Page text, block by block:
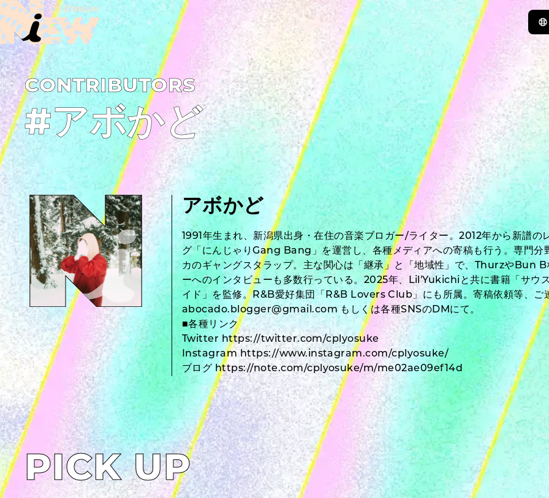
C­O­N­T­R­I­B­U­T­O­R­S
#アボかど
アボかど
1991年生まれ、新潟県出身・在住の音楽ブロガー/ライター。2012年から新譜の
グ「にんじゃりGang Bang」を運営し、各種メディアへの寄稿も行う。専門分
カのギャングスタラップ。主な関心は「継承」と「地域性」で、ThurzやBun
ーへのインタビューも多数行っている。2025年、Lil'Yukichiと共に書籍「サウ
イド」を監修。R&B愛好集団「R&B Lovers Club」にも所属。寄稿依頼等、ご
abocado.blogger@gmail.com もしくは各種SNSのDMにて。
■各種リンク
Twitter https://twitter.com/cplyosuke
Instagram https://www.instagram.com/cplyosuke/
ブログ https://note.com/cplyosuke/m/me02ae09ef14d
PICK UP